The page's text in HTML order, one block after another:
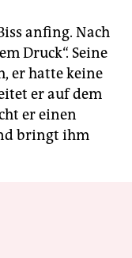
anfing. Nach
Druck“. Seine
er hatte keine
er auf dem
er einen
bringt ihm